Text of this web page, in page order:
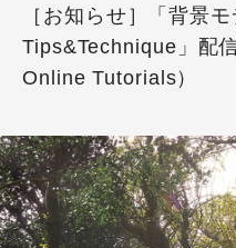
［お知らせ］「背景
Tips&Technique」配
Online Tutorials）